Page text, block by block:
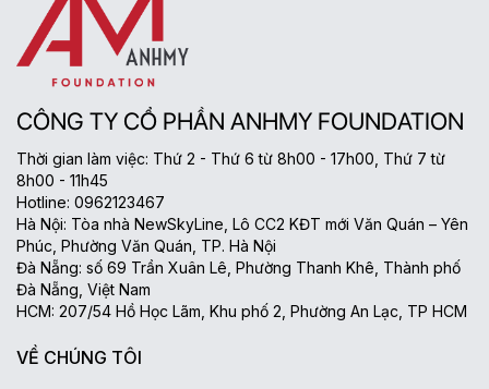
CÔNG TY CỔ PHẦN ANHMY FOUNDATION
Thời gian làm việc: Thứ 2 - Thứ 6 từ 8h00 - 17h00, Thứ 7 từ
8h00 - 11h45
Hotline: 0962123467
Hà Nội: Tòa nhà NewSkyLine, Lô CC2 KĐT mới Văn Quán – Yên
Phúc, Phường Văn Quán, TP. Hà Nội
Đà Nẵng: số 69 Trần Xuân Lê, Phường Thanh Khê, Thành phố
Đà Nẵng, Việt Nam
HCM: 207/54 Hồ Học Lãm, Khu phố 2, Phường An Lạc, TP HCM
VỀ CHÚNG TÔI